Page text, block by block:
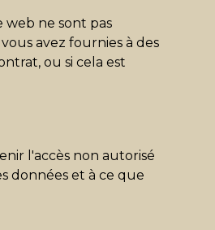
web ne sont pas
avez fournies à des
ou si cela est
l'accès non autorisé
données et à ce que